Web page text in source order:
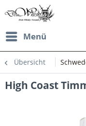
Menü
Übersicht
High Coast